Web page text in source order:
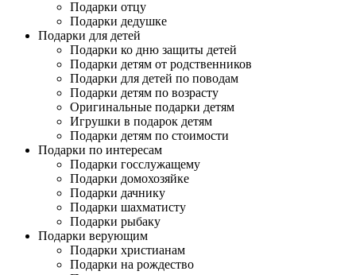
Подарки отцу
Подарки дедушке
Подарки для детей
Подарки ко дню защиты детей
Подарки детям от родственников
Подарки для детей по поводам
Подарки детям по возрасту
Оригинальные подарки детям
Игрушки в подарок детям
Подарки детям по стоимости
Подарки по интересам
Подарки госслужащему
Подарки домохозяйке
Подарки дачнику
Подарки шахматисту
Подарки рыбаку
Подарки верующим
Подарки христианам
Подарки на рождество